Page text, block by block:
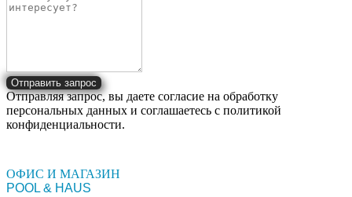
Отправить запрос
Отправляя запрос, вы даете согласие на обработку
персональных данных и соглашаетесь c политикой
конфиденциальности.
ОФИС И МАГАЗИН
POOL & HAUS